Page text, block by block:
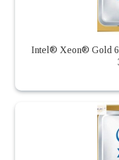
Intel® Xeon® Gold